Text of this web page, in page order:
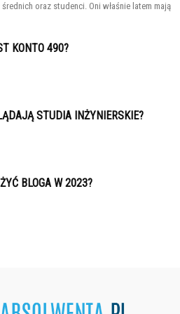
oraz studenci. Oni właśnie latem mają
KONTO 490?
STUDIA INŻYNIERSKIE?
BLOGA W 2023?